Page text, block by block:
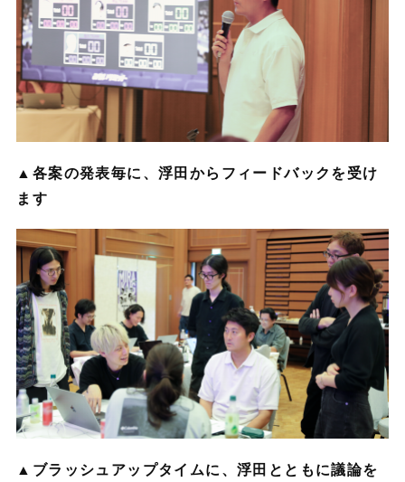
▲各案の発表毎に、浮田からフィードバックを受け
ます
▲ブラッシュアップタイムに、浮田とともに議論を